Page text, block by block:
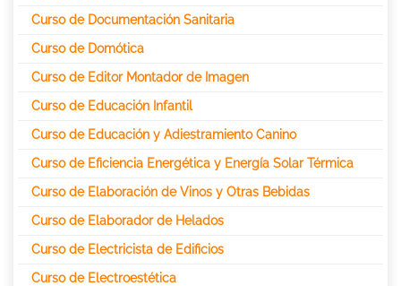
Curso de Documentación Sanitaria
Curso de Domótica
Curso de Editor Montador de Imagen
Curso de Educación Infantil
Curso de Educación y Adiestramiento Canino
Curso de Eficiencia Energética y Energía Solar Térmica
Curso de Elaboración de Vinos y Otras Bebidas
Curso de Elaborador de Helados
Curso de Electricista de Edificios
Curso de Electroestética